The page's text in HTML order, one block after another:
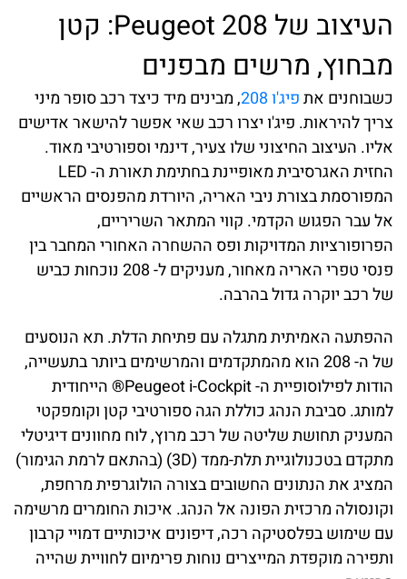
העיצוב של Peugeot 208: קטן
מבחוץ, מרשים מבפנים
כשבוחנים אתפיג'ו 208
, מבינים מיד כיצד רכב סופר מיני
צריך להיראות. פיג'ו יצרו רכב שאי אפשר להישאר אדישים
אליו. העיצוב החיצוני שלו צעיר, דינמי וספורטיבי מאוד.
החזית האגרסיבית מאופיינת בחתימת תאורת ה- LED
המפורסמת בצורת ניבי האריה, היורדת מהפנסים הראשיים
אל עבר הפגוש הקדמי. קווי המתאר השריריים,
הפרופורציות המדויקות ופס ההשחרה האחורי המחבר בין
פנסי טפרי האריה מאחור, מעניקים ל- 208 נוכחות כביש
של רכב יוקרה גדול בהרבה.
ההפתעה האמיתית מתגלה עם פתיחת הדלת. תא הנוסעים
של ה- 208 הוא מהמתקדמים והמרשימים ביותר בתעשייה,
הודות לפילוסופיית ה- Peugeot i-Cockpit® הייחודית
למותג. סביבת הנהג כוללת הגה ספורטיבי קטן וקומפקטי
המעניק תחושת שליטה של רכב מרוץ, לוח מחוונים דיגיטלי
מתקדם בטכנולוגיית תלת-ממד (3D)
(בהתאם לרמת הגימור)
המציג את הנתונים החשובים בצורה הולוגרפית מרחפת,
וקונסולה מרכזית הפונה אל הנהג. איכות החומרים מרשימה
עם שימוש בפלסטיקה רכה, דיפונים איכותיים דמויי קרבון
ותפירה מוקפדת המייצרים נוחות פרימיום לחוויית שהייה